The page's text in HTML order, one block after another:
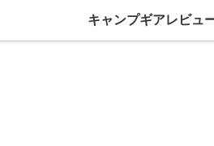
キャンプギアレビュ